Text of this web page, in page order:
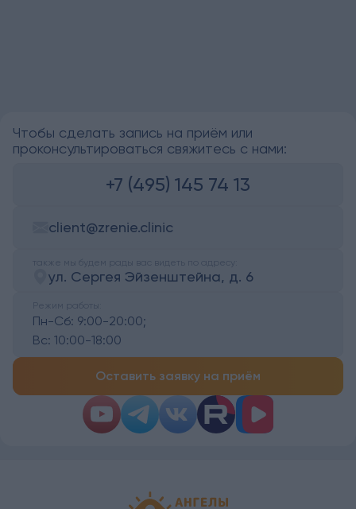
Чтобы сделать запись на приём или
проконсультироваться свяжитесь с нами:
+7 (495) 145 74 13
client@zrenie.clinic
также мы будем рады вас видеть по адресу:
ул. Сергея Эйзенштейна, д. 6
Режим работы:
Пн-Сб: 9:00-20:00;
Вс: 10:00-18:00
Оставить заявку на приём
Детская офтальмология Ангелы